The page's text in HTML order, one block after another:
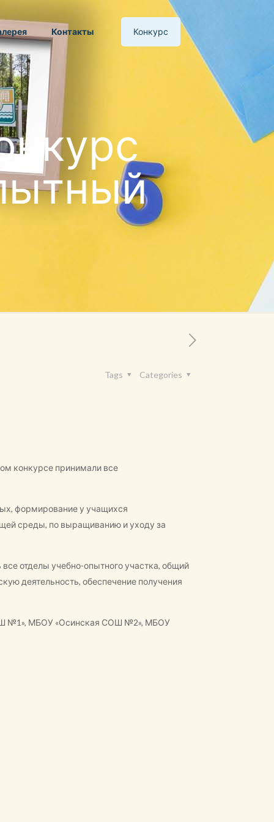
Контакты Конкурс
Categories
Tags
конкурсе принимали все
формирование у учащихся
среды, по выращиванию и уходу за
отделы учебно-опытного участка, общий
деятельность, обеспечение получения
№1», МБОУ «Осинская СОШ №2», МБОУ